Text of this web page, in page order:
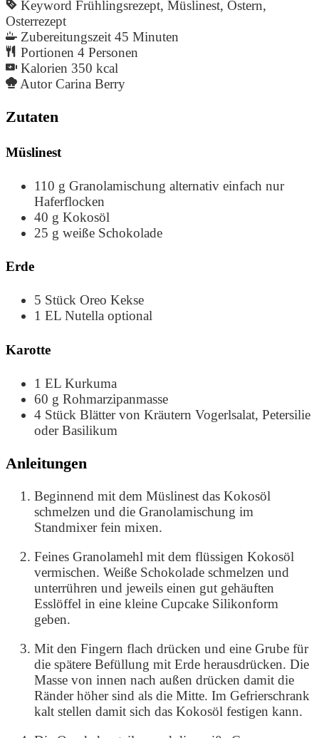
Keyword Frühlingsrezept, Müslinest, Ostern,
Osterrezept
Zubereitungszeit 45 Minuten
Portionen 4 Personen
Kalorien 350 kcal
Autor Carina Berry
Zutaten
Müslinest
110 g Granolamischung alternativ einfach nur
Haferflocken
40 g Kokosöl
25 g weiße Schokolade
Erde
5 Stück Oreo Kekse
1 EL Nutella optional
Karotte
1 EL Kurkuma
60 g Rohmarzipanmasse
4 Stück Blätter von Kräutern Vogerlsalat, Petersilie
oder Basilikum
Anleitungen
Beginnend mit dem Müslinest das Kokosöl
schmelzen und die Granolamischung im
Standmixer fein mixen.
Feines Granolamehl mit dem flüssigen Kokosöl
vermischen. Weiße Schokolade schmelzen und
unterrühren und jeweils einen gut gehäuften
Esslöffel in eine kleine Cupcake Silikonform
geben.
Mit den Fingern flach drücken und eine Grube für
die spätere Befüllung mit Erde herausdrücken. Die
Masse von innen nach außen drücken damit die
Ränder höher sind als die Mitte. Im Gefrierschrank
kalt stellen damit sich das Kokosöl festigen kann.